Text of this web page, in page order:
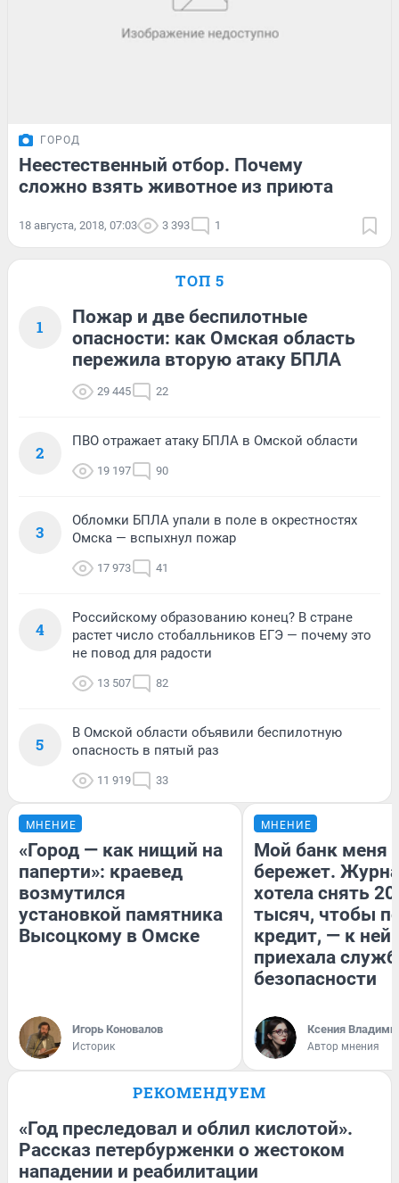
ГОРОД
Неестественный отбор. Почему
сложно взять животное из приюта
18 августа, 2018, 07:03 3 393 1
ТОП 5
1
Пожар и две беспилотные
опасности: как Омская область
пережила вторую атаку БПЛА
29 445 22
2
ПВО отражает атаку БПЛА в Омской области
19 197 90
3
Обломки БПЛА упали в поле в окрестностях
Омска — вспыхнул пожар
17 973 41
4
Российскому образованию конец? В стране
растет число стобалльников ЕГЭ — почему это
не повод для радости
13 507 82
5
В Омской области объявили беспилотную
опасность в пятый раз
11 919 33
МНЕНИЕ
«Город — как нищий на
паперти»: краевед
возмутился
установкой памятника
Высоцкому в Омске
Игорь Коновалов
Историк
МНЕНИЕ
Мой банк меня
бережет.
хотела снять
тысяч, чтобы
кредит, — к
приехала
безопасности
Ксения
Автор мнения
РЕКОМЕНДУЕМ
«Год преследовал и облил кислотой».
Рассказ петербурженки о жестоком
нападении и реабилитации